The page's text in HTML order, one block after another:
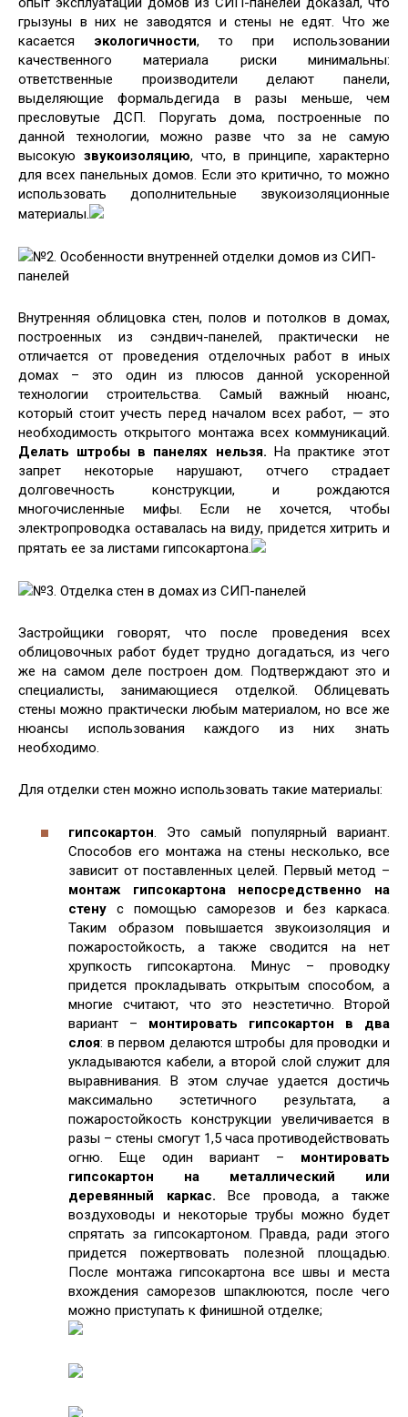
грызуны в них не заводятся и стены не едят. Что же
касается экологичности, то при использовании
качественного материала риски минимальны:
ответственные производители делают панели,
выделяющие формальдегида в разы меньше, чем
пресловутые ДСП. Поругать дома, построенные по
данной технологии, можно разве что за не самую
высокую звукоизоляцию, что, в принципе, характерно
для всех панельных домов. Если это критично, то можно
использовать дополнительные звукоизоляционные
материалы.
№2. Особенности внутренней отделки домов из СИП-
панелей
Внутренняя облицовка стен, полов и потолков в домах,
построенных из сэндвич-панелей, практически не
отличается от проведения отделочных работ в иных
домах – это один из плюсов данной ускоренной
технологии строительства. Самый важный нюанс,
который стоит учесть перед началом всех работ, — это
необходимость открытого монтажа всех коммуникаций.
Делать штробы в панелях нельзя. На практике этот
запрет некоторые нарушают, отчего страдает
долговечность конструкции, и рождаются
многочисленные мифы. Если не хочется, чтобы
электропроводка оставалась на виду, придется хитрить и
прятать ее за листами гипсокартона.
№3. Отделка стен в домах из СИП-панелей
Застройщики говорят, что после проведения всех
облицовочных работ будет трудно догадаться, из чего
же на самом деле построен дом. Подтверждают это и
специалисты, занимающиеся отделкой. Облицевать
стены можно практически любым материалом, но все же
нюансы использования каждого из них знать
необходимо.
Для отделки стен можно использовать такие материалы:
гипсокартон . Это самый популярный вариант.
Способов его монтажа на стены несколько, все
зависит от поставленных целей. Первый метод –
монтаж гипсокартона непосредственно на
стену с помощью саморезов и без каркаса.
Таким образом повышается звукоизоляция и
пожаростойкость, а также сводится на нет
хрупкость гипсокартона. Минус – проводку
придется прокладывать открытым способом, а
многие считают, что это неэстетично. Второй
вариант – монтировать гипсокартон в два
слоя: в первом делаются штробы для проводки и
укладываются кабели, а второй слой служит для
выравнивания. В этом случае удается достичь
максимально эстетичного результата, а
пожаростойкость конструкции увеличивается в
разы – стены смогут 1,5 часа противодействовать
огню. Еще один вариант – монтировать
гипсокартон на металлический или
деревянный каркас. Все провода, а также
воздуховоды и некоторые трубы можно будет
спрятать за гипсокартоном. Правда, ради этого
придется пожертвовать полезной площадью.
После монтажа гипсокартона все швы и места
вхождения саморезов шпаклюются, после чего
можно приступать к финишной отделке;